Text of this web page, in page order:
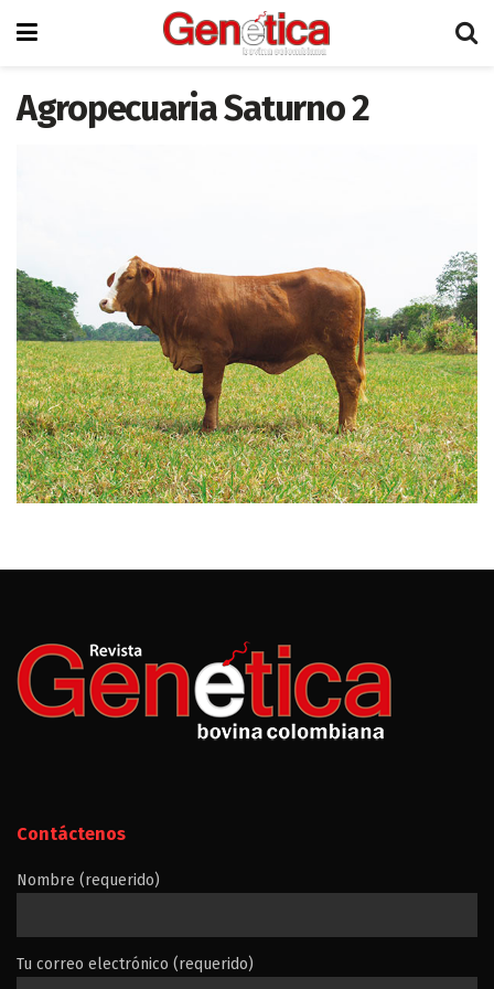
Agropecuaria Saturno 2
Contáctenos
Nombre (requerido)
Tu correo electrónico (requerido)